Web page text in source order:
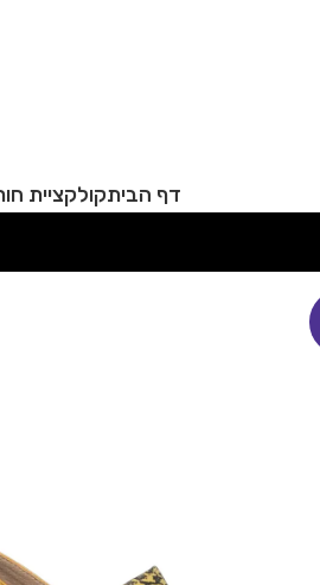
דף הביתקולקציית חורף